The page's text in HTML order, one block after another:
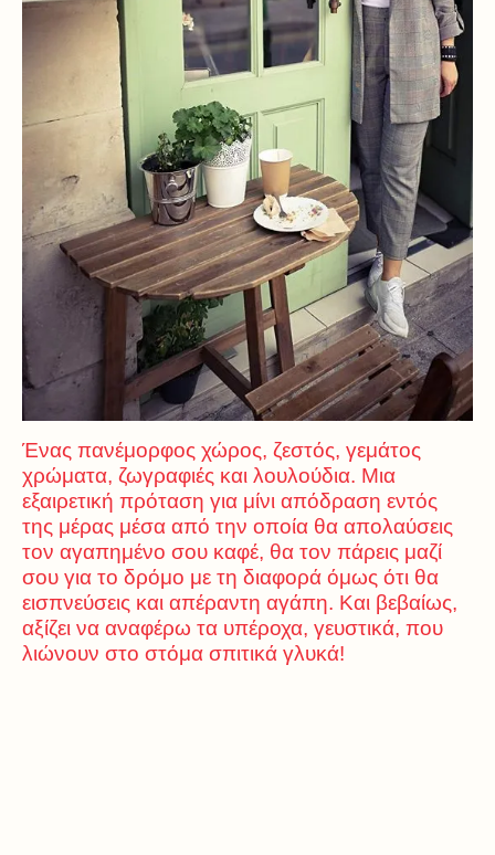
Ένας πανέμορφος χώρος, ζεστός, γεμάτος
χρώματα, ζωγραφιές και λουλούδια. Μια
εξαιρετική πρόταση για μίνι απόδραση εντός
της μέρας μέσα από την οποία θα απολαύσεις
τον αγαπημένο σου καφέ, θα τον πάρεις μαζί
σου για το δρόμο με τη διαφορά όμως ότι θα
εισπνεύσεις και απέραντη αγάπη. Και βεβαίως,
αξίζει να αναφέρω τα υπέροχα, γευστικά, που
λιώνουν στο στόμα σπιτικά γλυκά!